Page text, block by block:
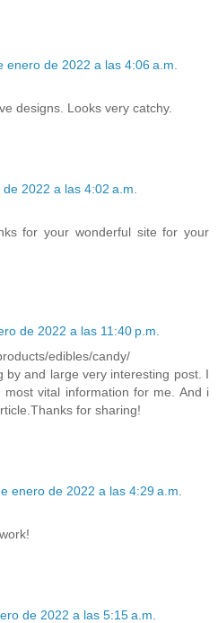
enero de 2022 a las 4:06 a.m.
designs. Looks very catchy.
2022 a las 4:02 a.m.
for your wonderful site for your
de 2022 a las 11:40 p.m.
edibles/candy/
by and large very interesting post. I
vital information for me. And i
for sharing!
enero de 2022 a las 4:29 a.m.
de 2022 a las 5:15 a.m.